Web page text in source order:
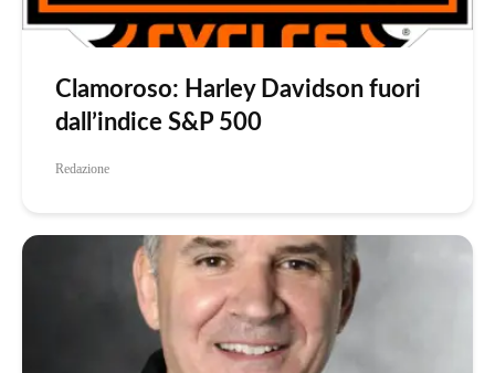
Clamoroso: Harley Davidson fuori
dall’indice S&P 500
Redazione